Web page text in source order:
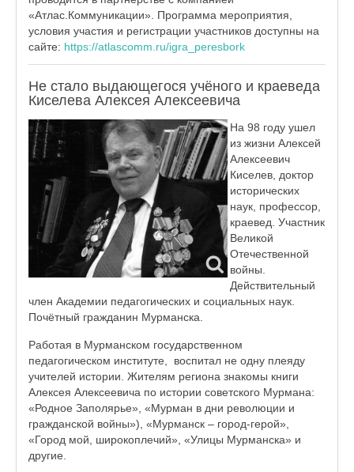
«Атлас.Коммуникации». Программа мероприятия,
условия участия и регистрации участников доступны на
сайте: https://atlascomm.ru/igra_peresbork
Не стало выдающегося учёного и краеведа
Киселева Алексея Алексеевича
На 98 году ушел
из жизни Алексей
Алексеевич
Киселев, доктор
исторических
наук, профессор,
краевед. Участник
Великой
Отечественной
войны.
Действительный
член Академии педагогических и социальных наук.
Почётный гражданин Мурманска.
Работая в Мурманском государственном
педагогическом институте, воспитал не одну плеяду
учителей истории. Жителям региона знакомы книги
Алексея Алексеевича по истории советского Мурмана:
«Родное Заполярье», «Мурман в дни революции и
гражданской войны»), «Мурманск – город-герой»,
«Город мой, широкоплечий», «Улицы Мурманска» и
другие.